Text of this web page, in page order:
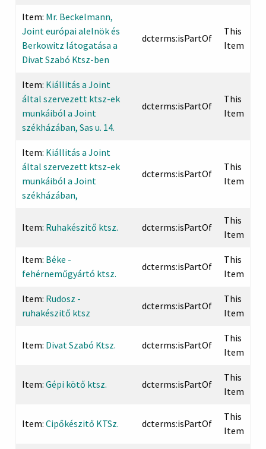
Item: Mr. Beckelmann,
Joint európai alelnök és
Berkowitz látogatása a
Divat Szabó Ktsz-ben
dcterms:isPartOf
This
Item
Item: Kiállitás a Joint
által szervezett ktsz-ek
munkáiból a Joint
székházában, Sas u. 14.
dcterms:isPartOf
This
Item
Item: Kiállitás a Joint
által szervezett ktsz-ek
munkáiból a Joint
székházában,
dcterms:isPartOf
This
Item
Item: Ruhakészitő ktsz. dcterms:isPartOf
This
Item
Item: Béke -
fehérneműgyártó ktsz.
dcterms:isPartOf
This
Item
Item: Rudosz -
ruhakészitő ktsz
dcterms:isPartOf
This
Item
Item: Divat Szabó Ktsz. dcterms:isPartOf
This
Item
Item: Gépi kötő ktsz. dcterms:isPartOf
This
Item
Item: Cipőkészitő KTSz. dcterms:isPartOf
This
Item